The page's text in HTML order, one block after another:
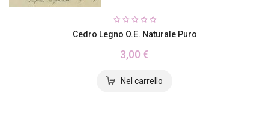
Cedro Legno O.E. Naturale Puro
3,00 €